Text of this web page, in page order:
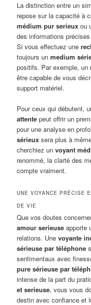
La distinction entre un
repose sur la capacité à
médium pur serieux ou
des informations
Si vous effectuez une
toujours unmedium
positifs. Par exemple, un
être capable de vous
support matériel.
Pour ceux qui débutent,
attente peut offrir un
pour une analyse en
sérieux sera plus à
cherchiez unvoyant
renommé, la clarté des
compte vraiment.
UNE VOYANCE PRÉCISE
DE VIE
Que vos doutes
amour serieuse apporte
relations. Unevoyante
sérieuse par téléphone
sentimentaux avec
pure sérieuse par
intense de la part du
et serieuse, vous vous
destin avec confiance et